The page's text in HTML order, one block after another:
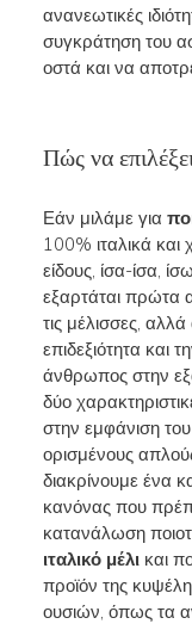
ανανεωτικές
συγκράτηση του
οστά και να
Πώς να
Εάν μιλάμε για
100% ιταλικά
είδους, ίσα-ίσα,
εξαρτάται πρώτα
τις μέλισσες,
επιδεξιότητα και
άνθρωπος στην
δύο
στην εμφάνιση
ορισμένους
διακρίνουμε ένα
κανόνας που
κατανάλωση
ιταλικό μέλικαι
προϊόν της
ουσιών, όπως τα